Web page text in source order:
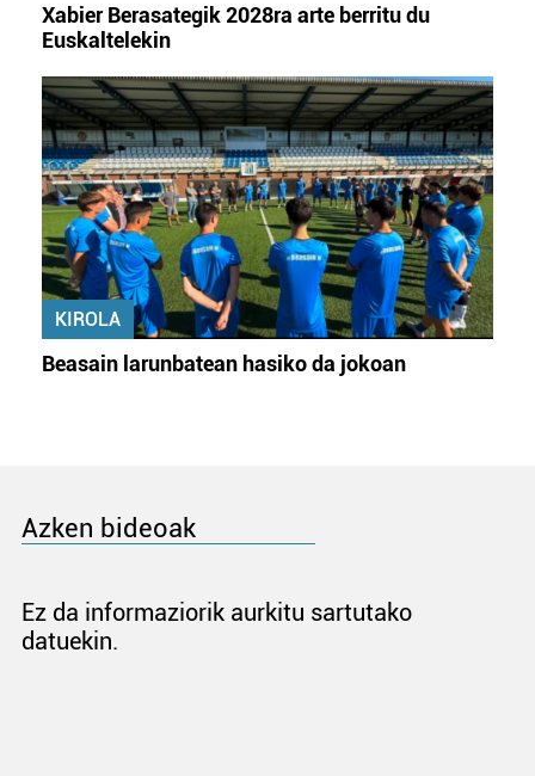
Xabier Berasategik 2028ra arte berritu du
Euskaltelekin
KIROLA
Beasain larunbatean hasiko da jokoan
Azken bideoak
Ez da informaziorik aurkitu sartutako
datuekin.